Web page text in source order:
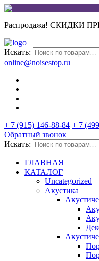
Распродажа! СКИДКИ
Искать:
online@noisestop.ru
+ 7 (915) 146-88-84 + 7
Обратный звонок
Искать:
ГЛАВНАЯ
КАТАЛОГ
Uncategorized
Акустика